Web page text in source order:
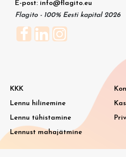
E-post: info@flagito.eu
Flagito - 100% Eesti kapital 2026
KKK
Lennu hilinemine
Lennu tühistamine
Lennust mahajätmine